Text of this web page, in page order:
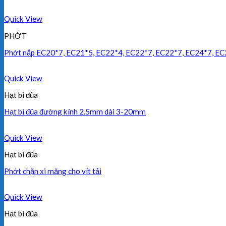
Quick View
PHỚT
Phớt nắp EC20*7, EC21*5, EC22*4, EC22*7, EC22*7, EC24*7,
Quick View
Hạt bi đũa
Hạt bi đũa đường kính 2.5mm dài 3-20mm
Quick View
Hạt bi đũa
Phớt chặn xi măng cho vít tải
Quick View
Hạt bi đũa